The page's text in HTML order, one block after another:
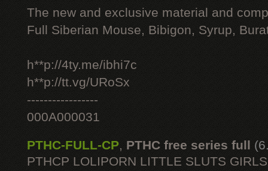
The new and exclusive material and
Full Siberian Mouse, Bibigon, Syrup,
h**p://4ty.me/ibhi7c
h**p://tt.vg/URoSx
-----------------
000A000031
PTHC-FULL-CP, PTHC free series full
PTHCP LOLIPORN LITTLE SLUTS